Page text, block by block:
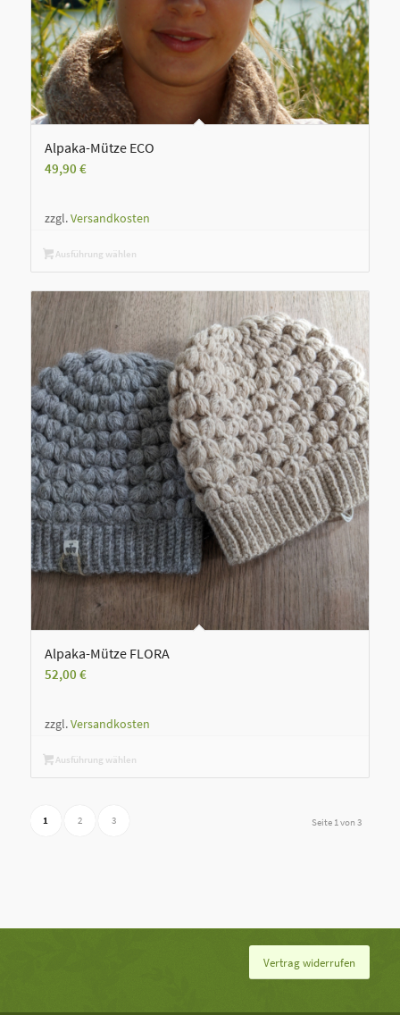
Alpaka-Mütze ECO
49,90 €
zzgl.Versandkosten
Ausführung wählen
Alpaka-Mütze FLORA
52,00 €
zzgl.Versandkosten
Ausführung wählen
Seite 1 von 3
1 2 3
Vertrag widerrufen